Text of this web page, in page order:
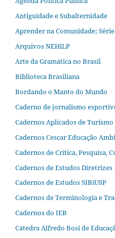
Antiguidade e Subalternidade
Aprender na Comunidade;
Arquivos NEHiLP
Arte da Gramática no Brasil
Biblioteca Brasiliana
Bordando o Manto do Mundo
Caderno de jornalismo
Cadernos Aplicados de Turismo
Cadernos Cescar Educação
Cadernos de Crítica, Pesquisa,
Cadernos de Estudos Diretrizes
Cadernos de Estudos SIBiUSP
Cadernos de Terminologia e
Cadernos do IEB
Cátedra Alfredo Bosi de